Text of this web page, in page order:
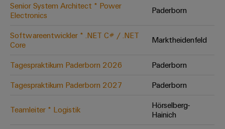
Digital
neuen Niveau
schnell
Senior System Architect * Power
Electronics
Paderborn
Softwareentwickler * .NET C# / .NET
Core
Marktheidenfeld
Tagespraktikum Paderborn 2026
Paderborn
Tagespraktikum Paderborn 2027
Paderborn
Teamleiter * Logistik
Hörselberg-
Hainich